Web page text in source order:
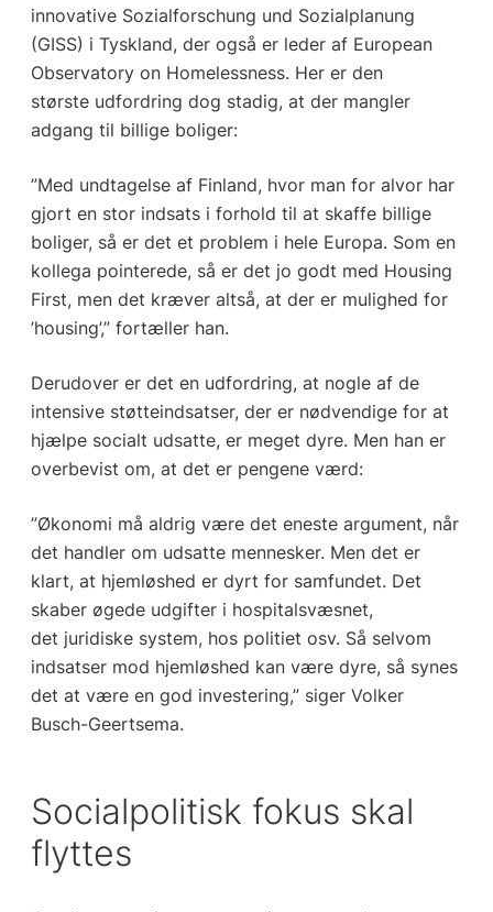
innovative Sozialforschung und Sozialplanung
(GISS) i Tyskland, der også er leder af European
Observatory on Homelessness. Her er den
største udfordring dog stadig, at der mangler
adgang til billige boliger:
”Med undtagelse af Finland, hvor man for alvor har
gjort en stor indsats i forhold til at skaffe billige
boliger, så er det et problem i hele Europa. Som en
kollega pointerede, så er det jo godt med Housing
First, men det kræver altså, at der er mulighed for
’housing’,” fortæller han.
Derudover er det en udfordring, at nogle af de
intensive støtteindsatser, der er nødvendige for at
hjælpe socialt udsatte, er meget dyre. Men han er
overbevist om, at det er pengene værd:
”Økonomi må aldrig være det eneste argument, når
det handler om udsatte mennesker. Men det er
klart, at hjemløshed er dyrt for samfundet. Det
skaber øgede udgifter i hospitalsvæsnet,
det juridiske system, hos politiet osv. Så selvom
indsatser mod hjemløshed kan være dyre, så synes
det at være en god investering,” siger Volker
Busch-Geertsema.
Socialpolitisk fokus skal
flyttes